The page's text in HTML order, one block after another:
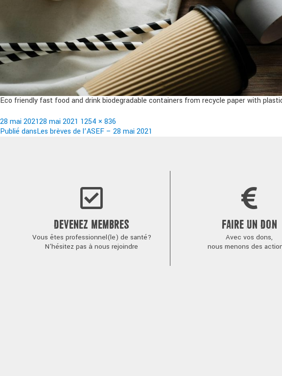
Eco friendly fast food and drink biodegradable containers from recycle paper with
Publié
le
28 mai 202128 mai 2021 Taille
réelle
1254 × 836
Navigation
Publié dansLes brèves de l’ASEF – 28 mai 2021
DEVENEZ MEMBRES
Vous êtes professionnel(le) de santé?
N'hésitez pas à nous rejoindre
FAIRE UN DON
Avec vos dons,
nous menons des